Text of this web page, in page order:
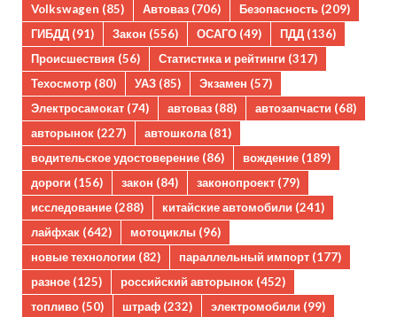
Volkswagen (85) Автоваз (706) Безопасность (209)
ГИБДД (91) Закон (556) ОСАГО (49) ПДД (136)
Происшествия (56) Статистика и рейтинги (317)
Техосмотр (80) УАЗ (85) Экзамен (57)
Электросамокат (74) автоваз (88) автозапчасти (68)
авторынок (227) автошкола (81)
водительское удостоверение (86) вождение (189)
дороги (156) закон (84) законопроект (79)
исследование (288) китайские автомобили (241)
лайфхак (642) мотоциклы (96)
новые технологии (82) параллельный импорт (177)
разное (125) российский авторынок (452)
топливо (50) штраф (232) электромобили (99)